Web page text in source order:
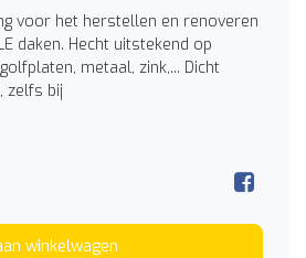
voor het herstellen en renoveren
daken. Hecht uitstekend op
metaal, zink,... Dicht
zelfs bij
winkelwagen